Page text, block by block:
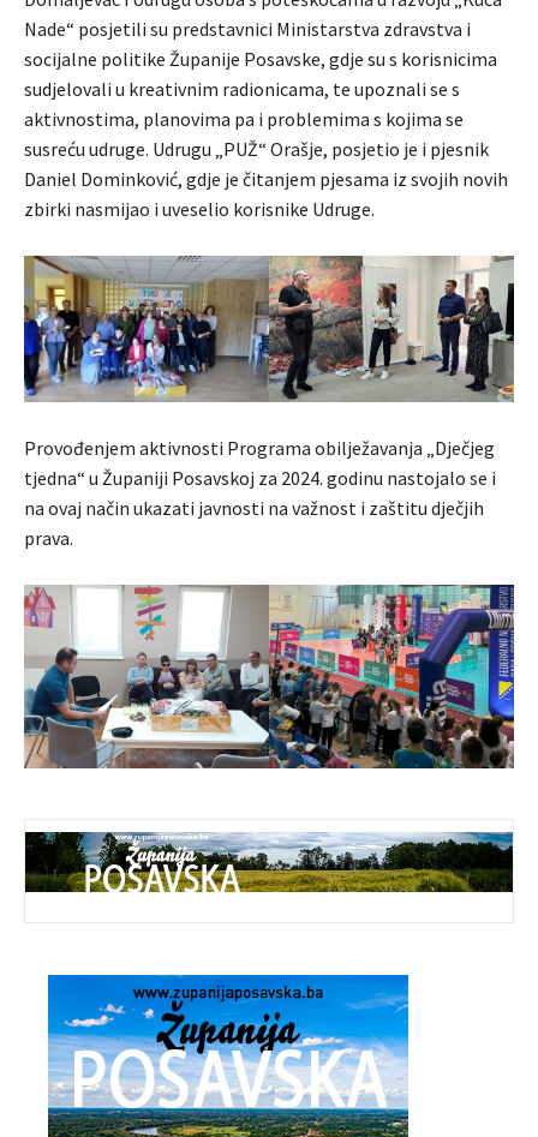
Nade“ posjetili su predstavnici Ministarstva zdravstva i
socijalne politike Županije Posavske, gdje su s korisnicima
sudjelovali u kreativnim radionicama, te upoznali se s
aktivnostima, planovima pa i problemima s kojima se
susreću udruge. Udrugu „PUŽ“ Orašje, posjetio je i pjesnik
Daniel Dominković, gdje je čitanjem pjesama iz svojih novih
zbirki nasmijao i uveselio korisnike Udruge.
Provođenjem aktivnosti Programa obilježavanja „Dječjeg
tjedna“ u Županiji Posavskoj za 2024. godinu nastojalo se i
na ovaj način ukazati javnosti na važnost i zaštitu dječjih
prava.